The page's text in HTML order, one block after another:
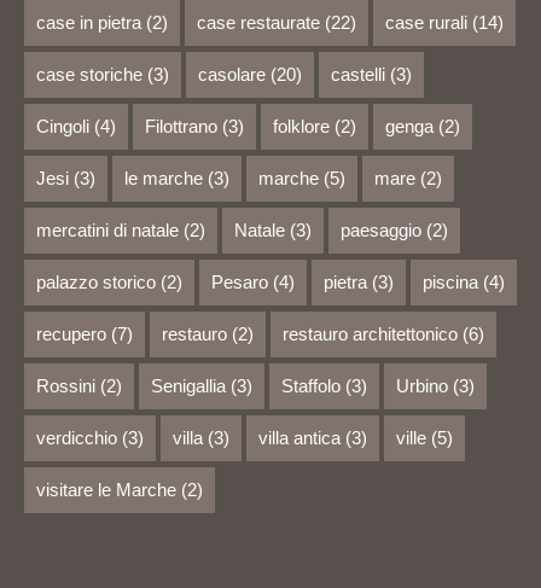
case in pietra (2) case restaurate (22) case rurali (14)
case storiche (3) casolare (20) castelli (3)
Cingoli (4) Filottrano (3) folklore (2) genga (2)
Jesi (3) le marche (3) marche (5) mare (2)
mercatini di natale (2) Natale (3) paesaggio (2)
palazzo storico (2) Pesaro (4) pietra (3) piscina (4)
recupero (7) restauro (2) restauro architettonico (6)
Rossini (2) Senigallia (3) Staffolo (3) Urbino (3)
verdicchio (3) villa (3) villa antica (3) ville (5)
visitare le Marche (2)